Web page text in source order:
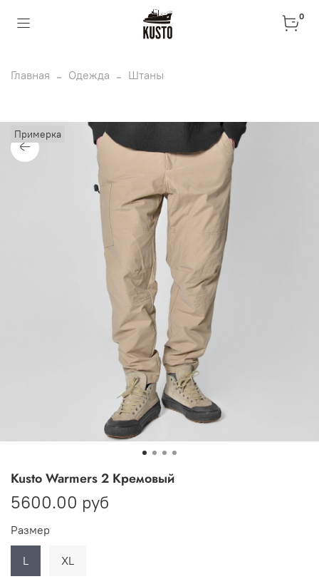
0
Главная Одежда Штаны
Примерка
Kusto Warmers 2 Кремовый
5600.00 руб
Размер
L XL